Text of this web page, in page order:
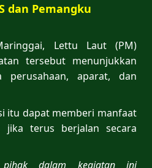
dan Pemangku
Lettu Laut (PM)
tersebut menunjukkan
aparat, dan
itu dapat memberi manfaat
jika terus berjalan secara
pihak dalam kegiatan ini